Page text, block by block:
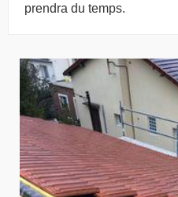
prendra du temps.